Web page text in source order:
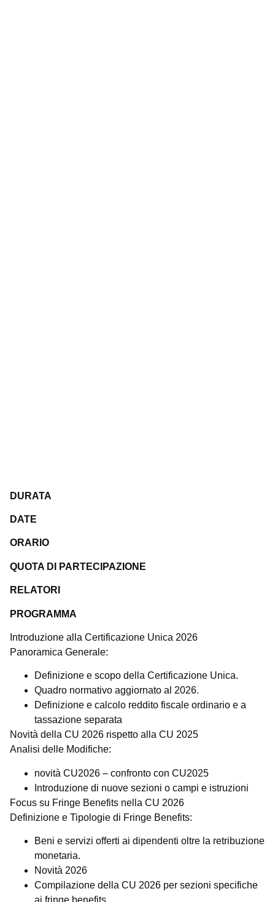
DURATA
DATE
ORARIO
QUOTA DI PARTECIPAZIONE
RELATORI
PROGRAMMA
Introduzione alla Certificazione Unica 2026
Panoramica Generale:
Definizione e scopo della Certificazione Unica.
Quadro normativo aggiornato al 2026.
Definizione e calcolo reddito fiscale ordinario e a
tassazione separata
Novità della CU 2026 rispetto alla CU 2025
Analisi delle Modifiche:
novità CU2026 – confronto con CU2025
Introduzione di nuove sezioni o campi e istruzioni
Focus su Fringe Benefits nella CU 2026
Definizione e Tipologie di Fringe Benefits:
Beni e servizi offerti ai dipendenti oltre la retribuzione
monetaria.
Novità 2026
Compilazione della CU 2026 per sezioni specifiche